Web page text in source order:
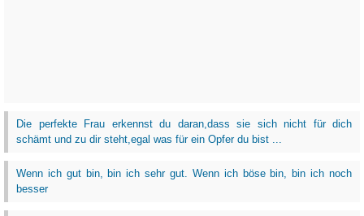
Die perfekte Frau erkennst du daran,dass sie sich nicht für dich
schämt und zu dir steht,egal was für ein Opfer du bist ...
Wenn ich gut bin, bin ich sehr gut. Wenn ich böse bin, bin ich noch
besser